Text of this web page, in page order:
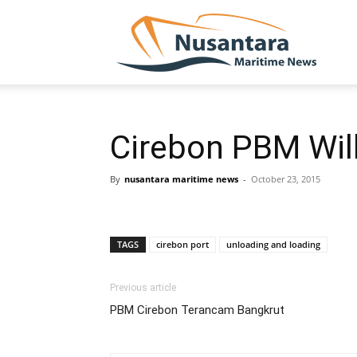
Cirebon PBM
By nusantara maritime news - October 23, 2015
TAGS cirebon port unloading and loading
Previous article
PBM Cirebon Terancam Bangkrut